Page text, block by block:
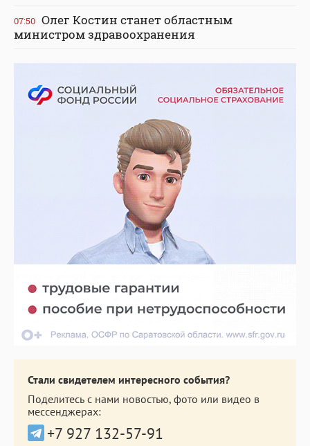
07:50 Олег Костин станет областным
министром здравоохранения
Стали свидетелем интересного события?
Поделитесь с нами новостью, фото или видео в
мессенджерах:
+7 927 132-57-91